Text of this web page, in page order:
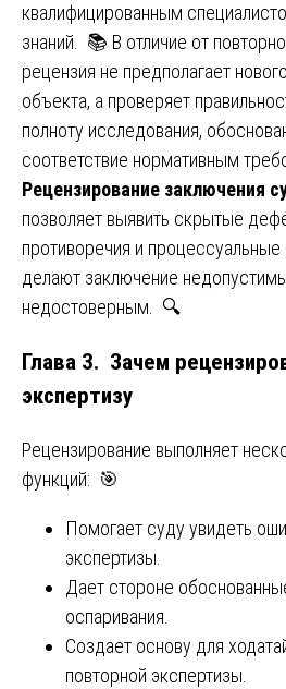
квалифицированным
знаний. 📚 В отличие от
рецензия не предполагает
объекта, а проверяет
полноту исследования,
соответствие нормативным
Рецензирование заключения
позволяет выявить скрытые
противоречия и
делают заключение
недостоверным. 🔍
Глава 3. Зачем
экспертизу
Рецензирование выполняет
функций: 🎯
Помогает суду увидеть
экспертизы.
Дает стороне
оспаривания.
Создает основу для
повторной экспертизы.